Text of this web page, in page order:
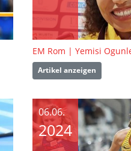
Artikel anzeigen
06.06.
2024